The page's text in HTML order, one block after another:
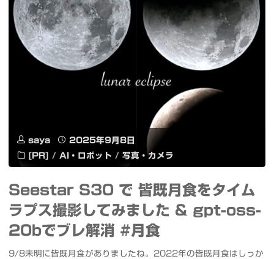
エ
イ
ト
て
み
ま
2-
in-
1
PC
AI
機
saya
2025年9月8日
[PR]
/ AI・ロボット / 写真・カメラ
Seestar S30 で 皆既月食をタイム
ラプス撮影してみました & gpt-oss-
20bでブレ解消 #月食
9/8未明に皆既月食がありましたね。2022年の皆既月食はしっか